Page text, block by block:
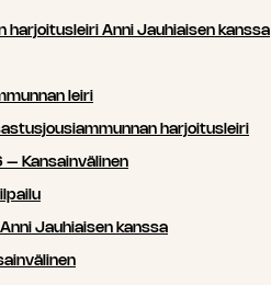
harjoitusleiri Anni Jauhiaisen kanssa
leiri
harjoitusleiri
Kansainvälinen
Jauhiaisen kanssa